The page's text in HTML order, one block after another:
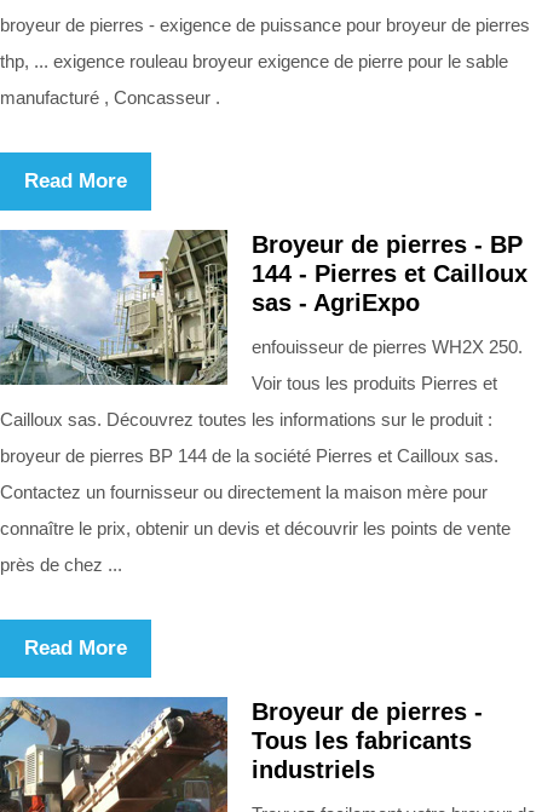
broyeur de pierres - exigence de puissance pour broyeur de pierres
thp, ... exigence rouleau broyeur exigence de pierre pour le sable
manufacturé , Concasseur .
Read More
Broyeur de pierres - BP
144 - Pierres et Cailloux
sas - AgriExpo
enfouisseur de pierres WH2X 250.
Voir tous les produits Pierres et
Cailloux sas. Découvrez toutes les informations sur le produit :
broyeur de pierres BP 144 de la société Pierres et Cailloux sas.
Contactez un fournisseur ou directement la maison mère pour
connaître le prix, obtenir un devis et découvrir les points de vente
près de chez ...
Read More
Broyeur de pierres -
Tous les fabricants
industriels